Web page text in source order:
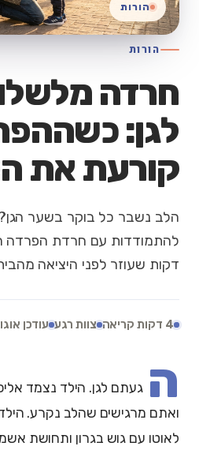
הורות
חרדה
לגן:
קורעת את
הלב נשבר כל בוקר בשער
דקות שעוזר לפני היציאה
4 דקות קריאה צוות רגע עודכן אוגוסט
הורות
ה געתם לגן. הילד נצמד
ואתם מרגישים שהלב נקרע.
לאוטו עם גוש בגרון ותחושת